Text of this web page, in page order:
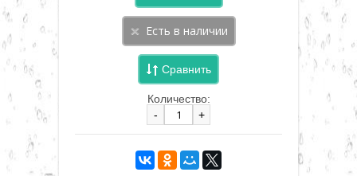
Сравнить
Количество:
-
+